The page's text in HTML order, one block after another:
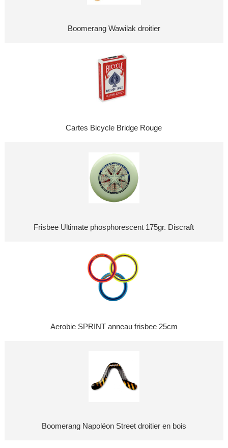
Boomerang Wawilak droitier
Cartes Bicycle Bridge Rouge
Frisbee Ultimate phosphorescent 175gr. Discraft
Aerobie SPRINT anneau frisbee 25cm
Boomerang Napoléon Street droitier en bois